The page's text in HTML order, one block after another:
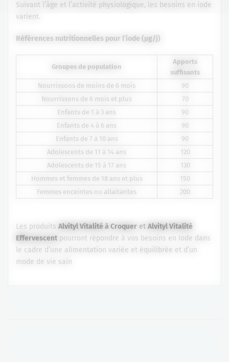
Suivant l’âge et l’activité physiologique, les besoins en iode
varient.
Références nutritionnelles pour l’iode (µg/j)
Groupes de population
Apports
suffisants
Nourrissons de moins de 6 mois
90
Nourrissons de 6 mois et plus
70
Enfants de 1 à 3 ans
90
Enfants de 4 à 6 ans
90
Enfants de 7 à 10 ans
90
Adolescents de 11 à 14 ans
120
Adolescents de 15 à 17 ans
130
Hommes et femmes de 18 ans et plus
150
Femmes enceintes ou allaitantes
200
Les produits Alvityl Vitalité à Croquer et Alvityl Vitalité
Effervescent pourront répondre à vos besoins en Iode dans
le cadre d’une alimentation variée et équilibrée et d’un
mode de vie sain